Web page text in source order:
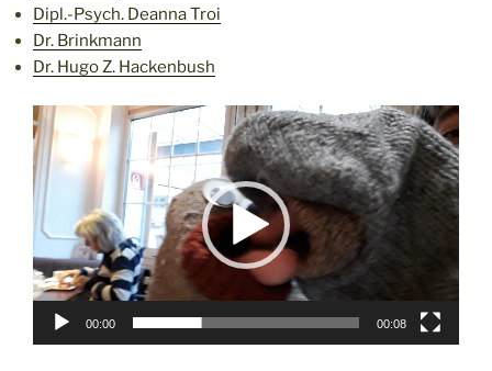
Dipl.-Psych. Deanna Troi
Dr. Brinkmann
Dr. Hugo Z. Hackenbush
Video-
Player
00:00 00:08